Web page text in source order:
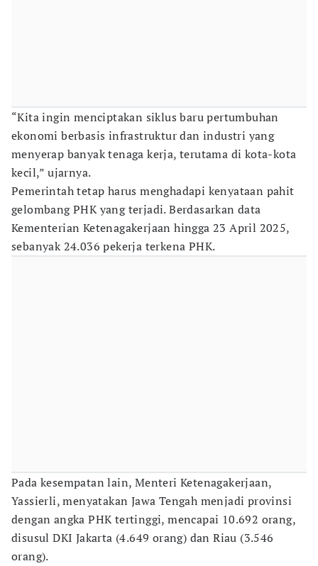
“Kita ingin menciptakan siklus baru pertumbuhan
ekonomi berbasis infrastruktur dan industri yang
menyerap banyak tenaga kerja, terutama di kota-kota
kecil,” ujarnya.
Pemerintah tetap harus menghadapi kenyataan pahit
gelombang PHK yang terjadi. Berdasarkan data
Kementerian Ketenagakerjaan hingga 23 April 2025,
sebanyak 24.036 pekerja terkena PHK.
Pada kesempatan lain, Menteri Ketenagakerjaan,
Yassierli, menyatakan Jawa Tengah menjadi provinsi
dengan angka PHK tertinggi, mencapai 10.692 orang,
disusul DKI Jakarta (4.649 orang) dan Riau (3.546
orang).